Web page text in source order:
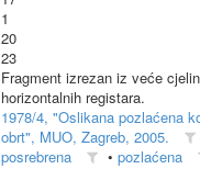
1
20
23
Fragment izrezan iz veće
horizontalnih registara.
1978/4, "Oslikana pozlaćena
obrt", MUO, Zagreb, 2005.
posrebrena • pozlaćena